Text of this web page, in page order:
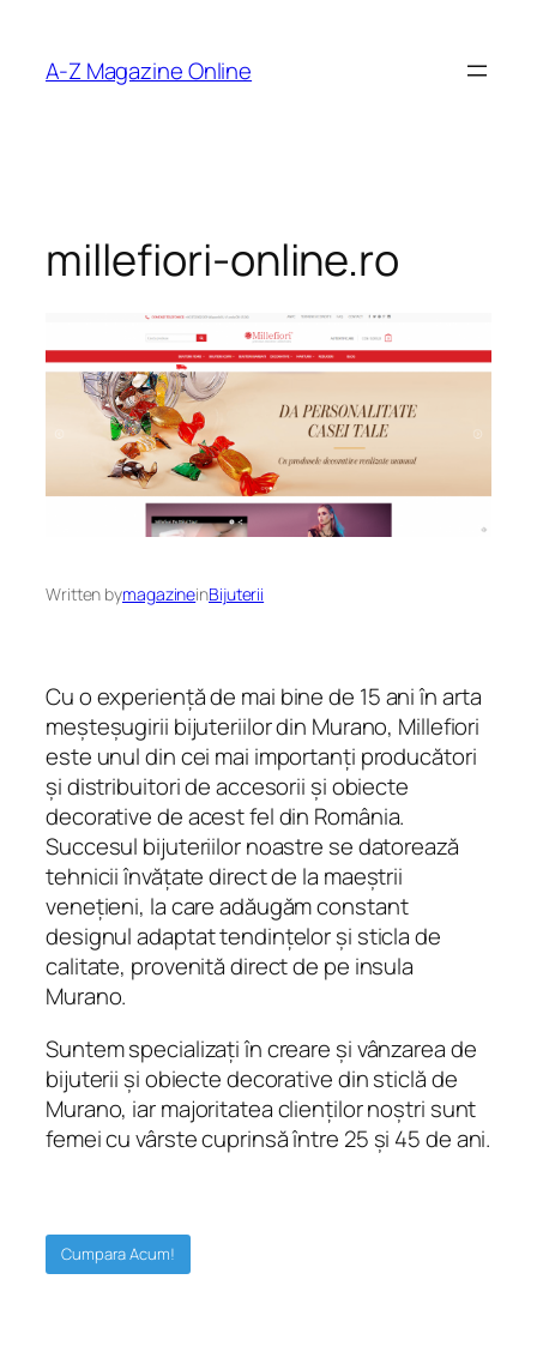
content
A-Z Magazine Online
millefiori-online.ro
Written bymagazineinBijuterii
Cu o experiență de mai bine de 15 ani în arta
meșteșugirii bijuteriilor din Murano, Millefiori
este unul din cei mai importanți producători
și distribuitori de accesorii și obiecte
decorative de acest fel din România.
Succesul bijuteriilor noastre se datorează
tehnicii învățate direct de la maeștrii
venețieni, la care adăugăm constant
designul adaptat tendințelor și sticla de
calitate, provenită direct de pe insula
Murano.
Suntem specializați în creare și vânzarea de
bijuterii și obiecte decorative din sticlă de
Murano, iar majoritatea clienților noștri sunt
femei cu vârste cuprinsă între 25 și 45 de ani.
Cumpara Acum!